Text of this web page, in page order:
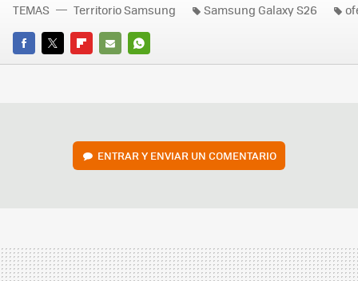
FACEBOOK
TWITTERFLIPBOARD
E-
WHATSAPP
TEMAS Territorio Samsung Samsung Galaxy S26
ENTRAR Y ENVIAR UN COMENTARIO